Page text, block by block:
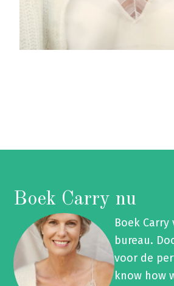
Boek Carry nu
Boek
bureau.
voor de
know how